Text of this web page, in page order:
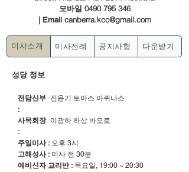
모바일 0490 795 346
| Email canberra.kcc@gmail.com
미사소개 미사전례 공지사항 다운받기
성당 정보
전담신부
:
진윤기 토마스 아퀴나스
사목회장
:
이광하 하상 바오로
주일미사 : 오후 3시
고해성사 : 미사 전 30분
예비신자 교리반 : 목요일, 19:00 ~ 20:30